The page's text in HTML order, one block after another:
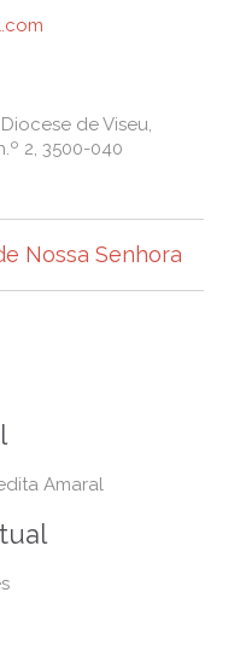
de Viseu,
2, 3500-040
Nossa Senhora
Amaral